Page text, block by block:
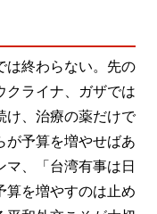
は終わらない。先の
クライナ、ガザでは
け、治療の薬だけで
が予算を増やせばあ
、「台湾有事は日
算を増やすのは止め